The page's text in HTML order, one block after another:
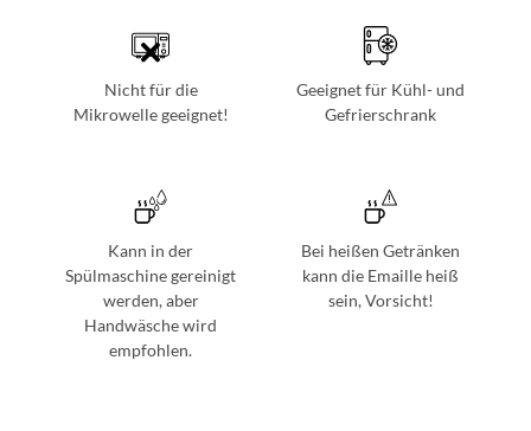
Nicht für die
Mikrowelle geeignet!
Geeignet für Kühl- und
Gefrierschrank
Kann in der
Spülmaschine gereinigt
werden, aber
Handwäsche wird
empfohlen.
Bei heißen Getränken
kann die Emaille heiß
sein, Vorsicht!